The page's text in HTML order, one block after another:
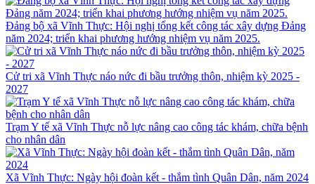
Đảng bộ xã Vĩnh Thực: Hội nghị tổng kết công tác xây dựng Đảng
năm 2024; triển khai phương hướng nhiệm vụ năm 2025.
Cử tri xã Vĩnh Thực náo nức đi bầu trưởng thôn, nhiệm kỳ 2025 -
2027
Trạm Y tế xã Vĩnh Thực nỗ lực nâng cao công tác khám, chữa bệnh
cho nhân dân
Xã Vĩnh Thực: Ngày hội đoàn kết - thắm tình Quân Dân, năm 2024